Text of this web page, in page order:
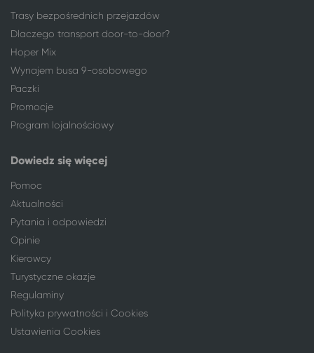
Trasy bezpośrednich przejazdów
Dlaczego transport door-to-door?
Hoper Mix
Wynajem busa 9-osobowego
Paczki
Promocje
Program lojalnościowy
Dowiedz się więcej
Pomoc
Aktualności
Pytania i odpowiedzi
Opinie
Kierowcy
Turystyczne okazje
Regulaminy
Polityka prywatności i Cookies
Ustawienia Cookies